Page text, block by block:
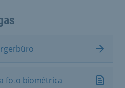
foto biométrica